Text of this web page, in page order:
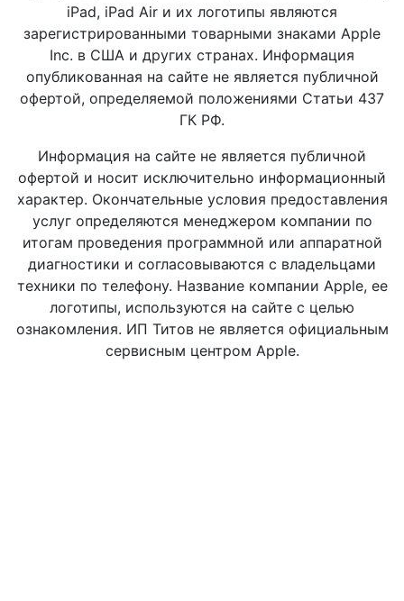
iPad, iPad Air и их логотипы являются
зарегистрированными товарными знаками Apple
Inc. в США и других странах. Информация
опубликованная на сайте не является публичной
офертой, определяемой положениями Статьи 437
ГК РФ.
Информация на сайте не является публичной
офертой и носит исключительно информационный
характер. Окончательные условия предоставления
услуг определяются менеджером компании по
итогам проведения программной или аппаратной
диагностики и согласовываются с владельцами
техники по телефону. Название компании Apple, ее
логотипы, используются на сайте с целью
ознакомления. ИП Титов не является официальным
сервисным центром Apple.